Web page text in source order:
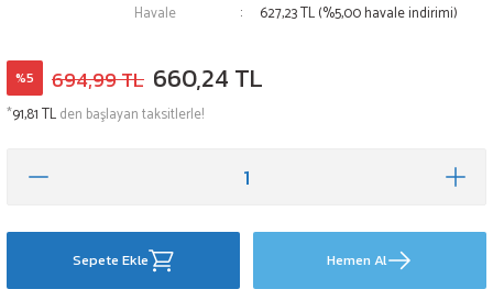
Havale
627,23 TL (%5,00 havale indirimi)
%5 694,99 TL 660,24 TL
*91,81 TLden başlayan taksitlerle!
Sepete Ekle Hemen Al